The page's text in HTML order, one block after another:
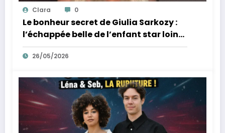
Clara 0
Le bonheur secret de Giulia Sarkozy :
l’échappée belle de l’enfant star loin
des tumultes familiaux.
26/05/2026